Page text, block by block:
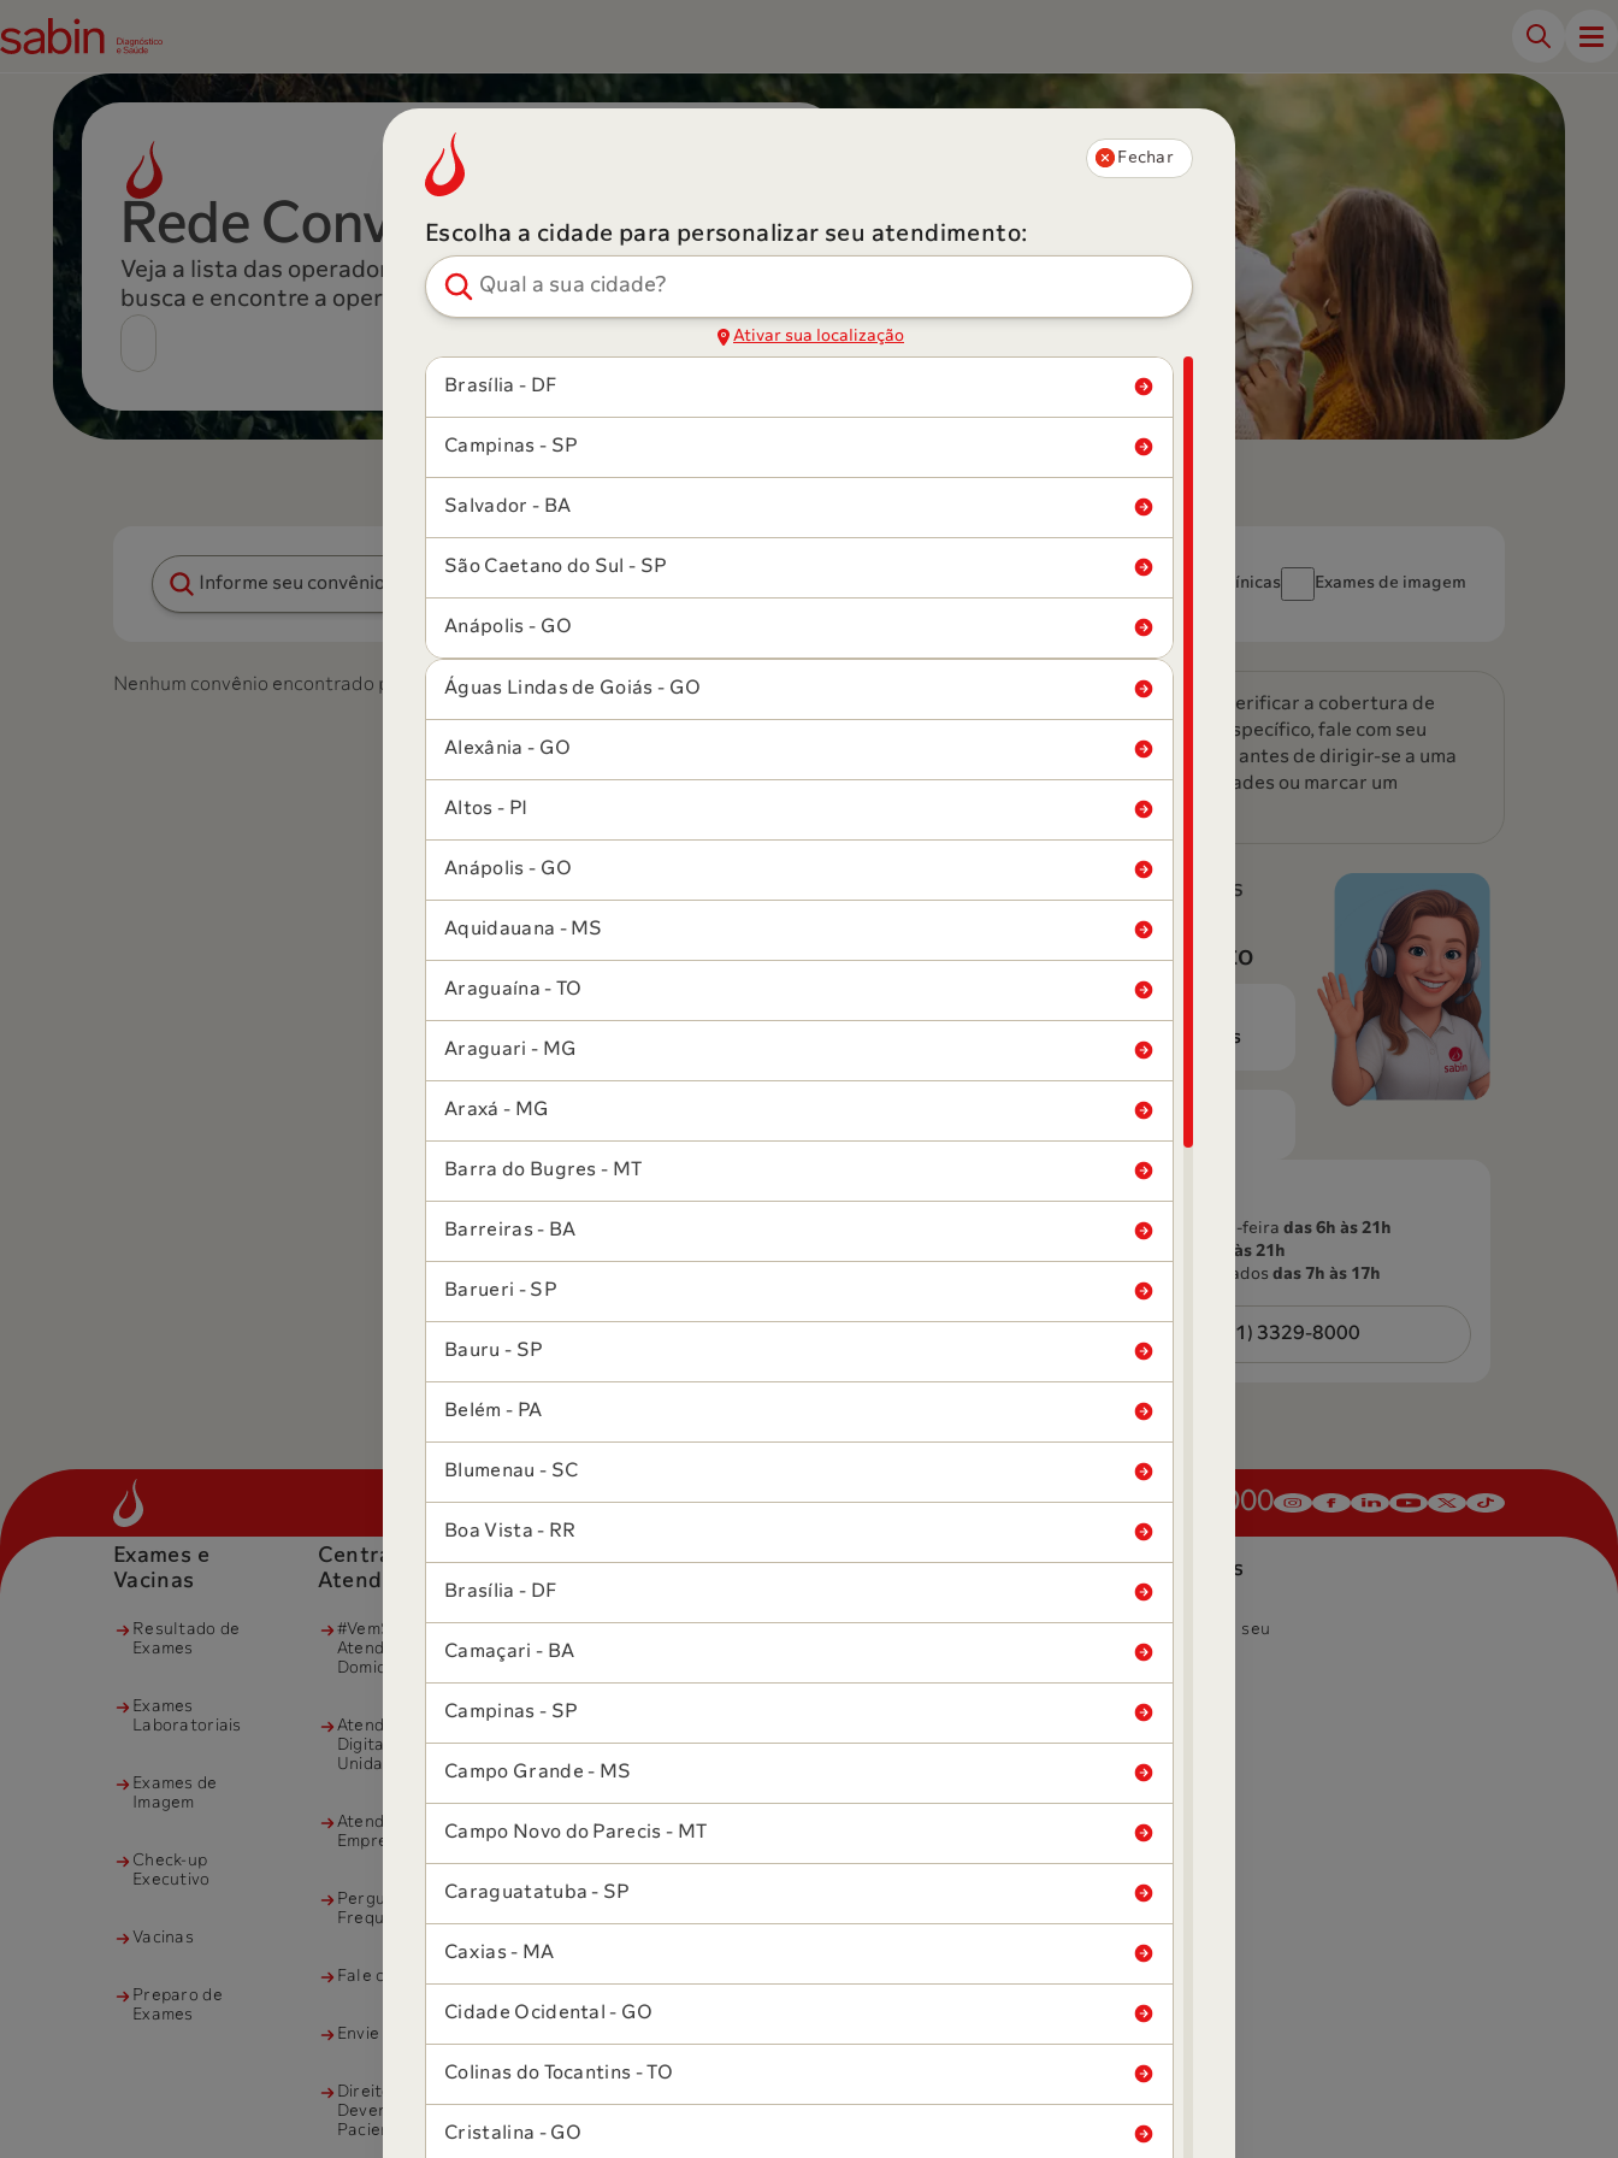
Rede Conveniada
Veja a lista das operadoras conveniadas de saúde, faça sua
busca e encontre a operadora
Pesquisar convênio
Análises clínicas Exames de imagem
Nenhum convênio encontrado para a região atual.
Atenção:
Para verificar a cobertura de
algum exame específico, fale com seu
plano de saúde antes de dirigir-se a uma
de nossas unidades ou marcar um
agendamento.
Nossos canais
atendimento
Frequentes
WhatsApp
Segunda a sexta-feira das 6h às 21h
das 6h às 21h
Domingos e feriados das 7h às 17h
(61) 3329-8000
(61) 3329-8000
Exames e
Vacinas
Resultado de
Exames
Exames
Laboratoriais
Exames de
Imagem
Check-up
Executivo
Vacinas
Preparo de
Exames
Central de
Atendimento
#VemSabin
Atendimento
Domiciliar
Atendimento
Digital para
Unidades
Atendimento à
Empresas
Perguntas
Frequentes
Fale com o Sabin
Envie seu Projeto
Direitos e
Deveres dos
Pacientes
O Sabin
Nossa História
Governança
Corporativa
Gestão de
Pessoas
Instituto Sabin
Grupo Sabin
Fatos Relevantes
Sala de Imprensa
Política de
Reconheciment
Certificações
Trabalhe Conosco
Unidades Convênios
Encontre seu
Fechar
Escolha a cidade para personalizar seu atendimento:
Pesquisar cidade
Ativar sua localização
Brasília - DF
Campinas - SP
Salvador - BA
São Caetano do Sul - SP
Anápolis - GO
Águas Lindas de Goiás - GO
Alexânia - GO
Altos - PI
Anápolis - GO
Aquidauana - MS
Araguaína - TO
Araguari - MG
Araxá - MG
Barra do Bugres - MT
Barreiras - BA
Barueri - SP
Bauru - SP
Belém - PA
Blumenau - SC
Boa Vista - RR
Brasília - DF
Camaçari - BA
Campinas - SP
Campo Grande - MS
Campo Novo do Parecis - MT
Caraguatatuba - SP
Caxias - MA
Cidade Ocidental - GO
Colinas do Tocantins - TO
Cristalina - GO